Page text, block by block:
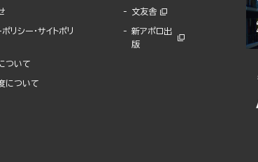
リシー・サイトポリ
ついて
について
文友舎
新アポロ出
版